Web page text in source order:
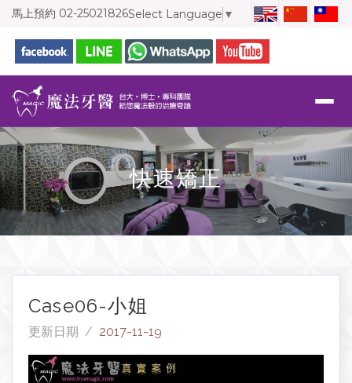
馬上預約 02-25021826Select Language ▼
快速矯正
Case06-小姐
更新日期 / 2017-11-19